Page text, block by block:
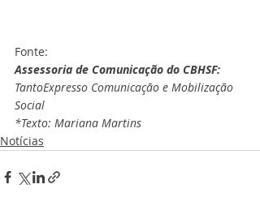
Fonte:
Assessoria de Comunicação do CBHSF:
TantoExpresso Comunicação e Mobilização
Social
*Texto: Mariana Martins
Notícias